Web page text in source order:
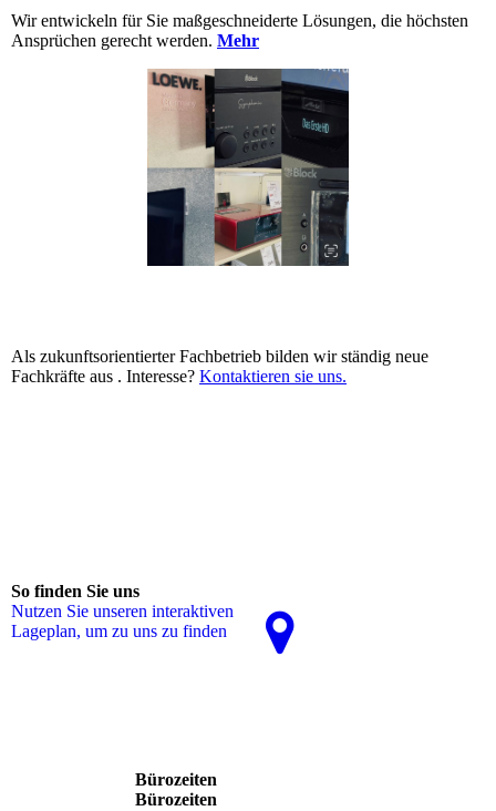
Wir entwickeln für Sie maßgeschneiderte Lösungen, die höchsten
Ansprüchen gerecht werden. Mehr
Als zukunftsorientierter Fachbetrieb bilden wir ständig neue
Fachkräfte aus . Interesse? Kontaktieren sie uns.
So finden Sie uns
Nutzen Sie unseren interaktiven
La­ge­plan, um zu uns zu finden
Bürozeiten
Bürozeiten